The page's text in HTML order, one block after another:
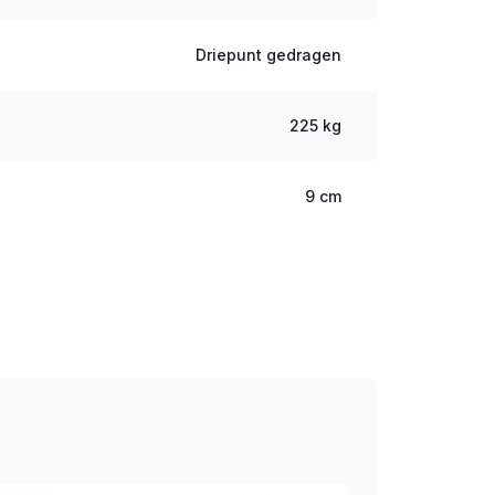
Driepunt gedragen
225 kg
9 cm